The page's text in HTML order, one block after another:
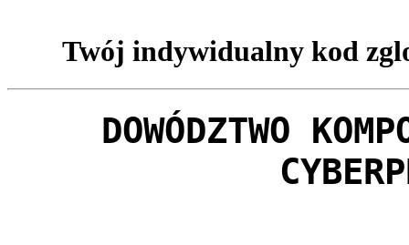
Twój indywidualny kod
DOWÓDZTWO